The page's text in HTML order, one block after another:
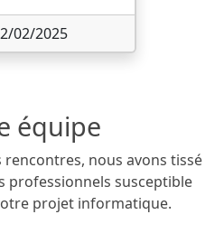
02/2025
équipe
rencontres, nous avons tissé
professionnels susceptible
projet informatique.